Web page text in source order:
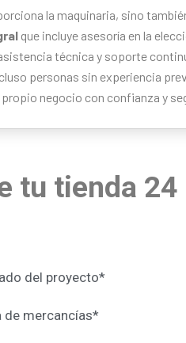
la maquinaria, sino
que incluye asesoría en la
técnica y soporte
personas sin experiencia
negocio con confianza y
tu tienda
del proyecto*
de mercancías*